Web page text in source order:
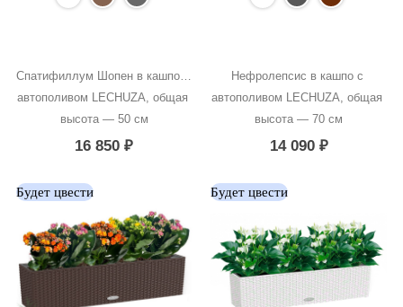
Спатифиллум Шопен в кашпо с
автополивом LECHUZA, общая
высота — 50 см
16 850₽
Нефролепсис в кашпо с
автополивом LECHUZA, общая
высота — 70 см
14 090 ₽
Будет цвести Будет цвести